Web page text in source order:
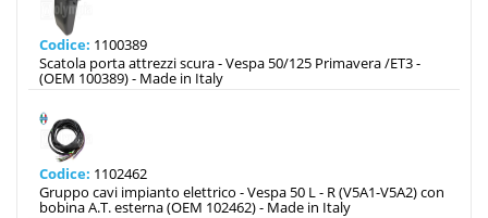
Codice: 1100389
Scatola porta attrezzi scura - Vespa 50/125 Primavera /ET3 -
(OEM 100389) - Made in Italy
Codice: 1102462
Gruppo cavi impianto elettrico - Vespa 50 L - R (V5A1-V5A2) con
bobina A.T. esterna (OEM 102462) - Made in Italy